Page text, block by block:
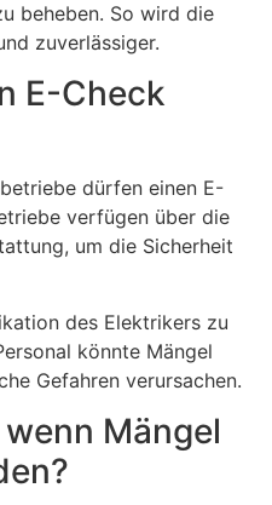
beheben. So wird die
zuverlässiger.
E-Check
dürfen einen E-
verfügen über die
um die Sicherheit
des Elektrikers zu
könnte Mängel
Gefahren verursachen.
Mängel